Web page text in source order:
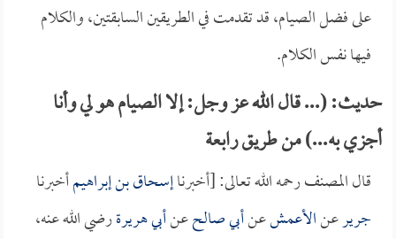
على فضل الصيام، قد تقدمت في الطريقين السابقتين، والكلام
فيها نفس الكلام.
حديث: (... قال الله عز وجل: إلا الصيام هو لي وأنا
أجزي به...) من طريق رابعة
قال المصنف رحمه الله تعالى: [أخبرناإسحاق بن إبراهيمأخبرنا
جريرعنالأعمشعنأبي صالحعنأبي هريرةرضي الله عنه،